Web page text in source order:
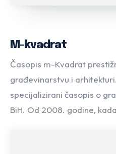
M-kvadrat
Časopis m-Kvadrat
građevinarstvu i
specijalizirani časopis o
BiH. Od 2008. godine,